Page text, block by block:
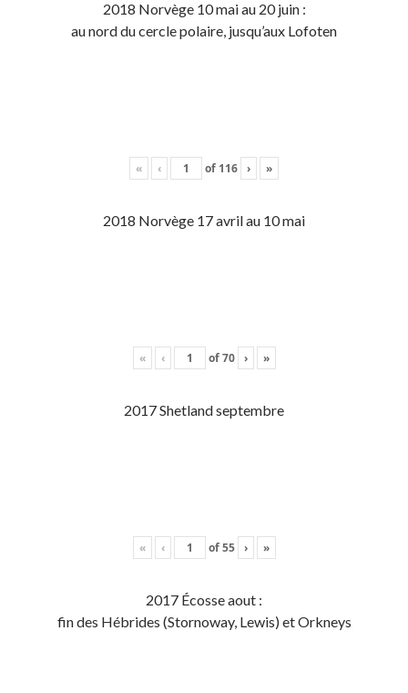
2018 Norvège 10 mai au 20 juin :
au nord du cercle polaire, jusqu’aux Lofoten
« ‹ of 116 › »
2018 Norvège 17 avril au 10 mai
« ‹ of70 › »
2017 Shetland septembre
« ‹ of55 › »
2017 Écosse aout :
fin des Hébrides (Stornoway, Lewis) et Orkneys